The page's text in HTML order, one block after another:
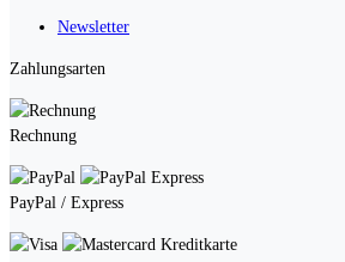
Newsletter
Zahlungsarten
Rechnung
PayPal / Express
Kreditkarte